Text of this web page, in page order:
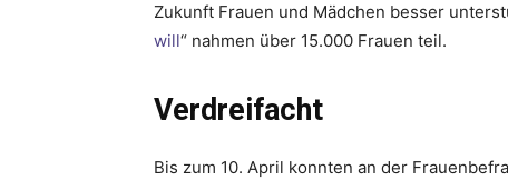
Zukunft Frauen und Mädchen besser
will“ nahmen über 15.000 Frauen teil.
Verdreifacht
Bis zum 10. April konnten an der